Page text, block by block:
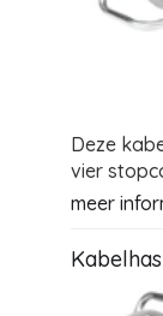
Deze
vier
meer